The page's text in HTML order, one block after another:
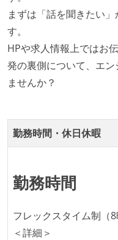
ていない
コード品質向上
本番にデプロイさ
ーまたはペアプログ
観をメンバー全員
いる
提出されたコードに
コード品質評価ツー
まずは「話を聞きたい
す。
HPや求人情報上ではお
発の裏側について、エ
ませんか？
勤務時間・休日休暇
勤務時間
フレックスタイム制（8
＜詳細＞